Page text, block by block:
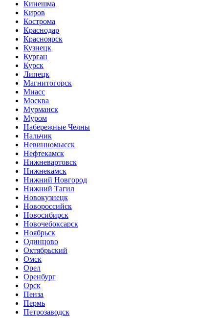
Кинешма
Киров
Кострома
Краснодар
Красноярск
Кузнецк
Курган
Курск
Липецк
Магнитогорск
Миасс
Москва
Мурманск
Муром
Набережные Челны
Нальчик
Невинномысск
Нефтекамск
Нижневартовск
Нижнекамск
Нижний Новгород
Нижний Тагил
Новокузнецк
Новороссийск
Новосибирск
Новочебоксарск
Ноябрьск
Одинцово
Октябрьский
Омск
Орел
Оренбург
Орск
Пенза
Пермь
Петрозаводск